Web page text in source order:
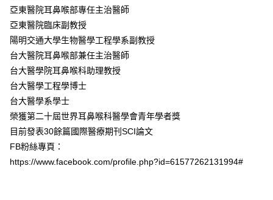
亞東醫院耳鼻喉部專任主治醫師
亞東醫院臨床副教授
陽明交通大學生物醫學工程學系副教授
台大醫院耳鼻喉部兼任主治醫師
台大醫學院耳鼻喉科助理教授
台大醫學工程學博士
台大醫學系學士
榮獲第二十屆世界耳鼻喉科醫學會青年學者獎
目前發表30餘篇國際醫療期刊SCI論文
FB粉絲專頁：
https://www.facebook.com/profile.php?id=61577262131994#